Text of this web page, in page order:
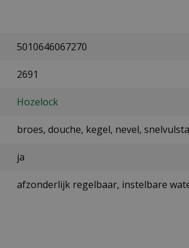
5010646067270
2691
Hozelock
broes, douche, kegel, nevel,
ja
afzonderlijk regelbaar, instelbare